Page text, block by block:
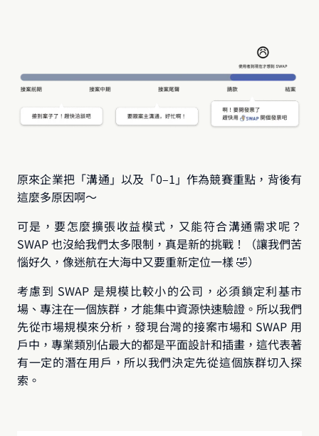
原來企業把「溝通」以及「0–1」作為競賽重點，背後有
這麼多原因啊～
可是，要怎麼擴張收益模式，又能符合溝通需求呢？
SWAP 也沒給我們太多限制，真是新的挑戰！（讓我們苦
惱好久，像迷航在大海中又要重新定位一樣 🤣）
考慮到 SWAP 是規模比較小的公司，必須鎖定利基市
場、專注在一個族群，才能集中資源快速驗證。所以我們
先從市場規模來分析，發現台灣的接案市場和 SWAP 用
戶中，專業類別佔最大的都是平面設計和插畫，這代表著
有一定的潛在用戶，所以我們決定先從這個族群切入探
索。